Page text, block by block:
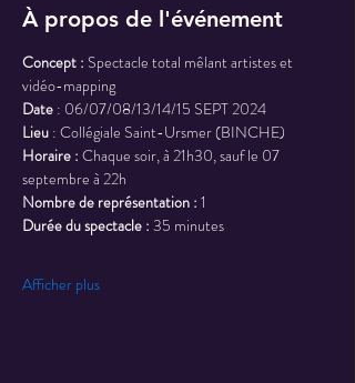
À propos de l'événement
Concept : Spectacle total mêlant artistes et
vidéo-mapping
Date : 06/07/08/13/14/15 SEPT 2024
Lieu : Collégiale Saint-Ursmer (BINCHE)
Horaire : Chaque soir, à 21h30, sauf le 07
septembre à 22h
Nombre de représentation : 1
Durée du spectacle : 35 minutes
Afficher plus